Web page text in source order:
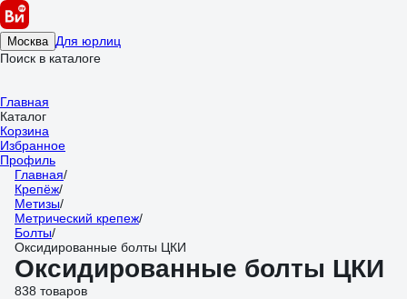
Москва Для юрлиц
Поиск в каталоге
Главная
Каталог
Корзина
Избранное
Профиль
Главная/
Крепёж/
Метизы/
Метрический крепеж/
Болты/
Оксидированные болты ЦКИ
Оксидированные болты ЦКИ
838 товаров